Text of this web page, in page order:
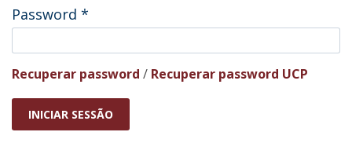
Password *
Recuperar password / Recuperar password UCP
INICIAR SESSÃO